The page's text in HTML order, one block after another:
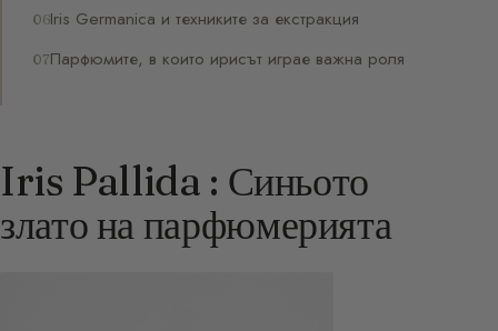
Iris Germanica и техниките за екстракция
Парфюмите, в които ирисът играе важна роля
Iris Pallida : Синьото
злато на парфюмерията